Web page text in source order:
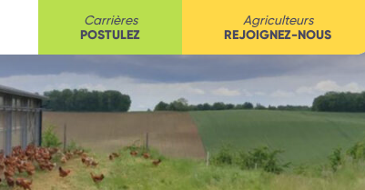
Carrières
POSTULEZ
Agriculteurs
REJOIGNEZ-NOUS